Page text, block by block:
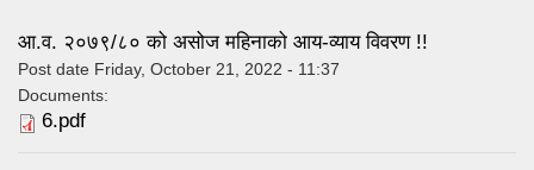
आ.व. २०७९/८० को असोज महिनाको आय-व्याय विवरण !!
Post date Friday, October 21, 2022 - 11:37
Documents:
6.pdf